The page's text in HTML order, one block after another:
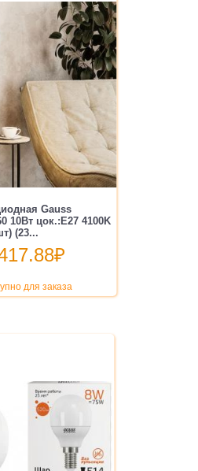
Gauss
10Вт цок.:E27 4100K
(23...
₽
для заказа